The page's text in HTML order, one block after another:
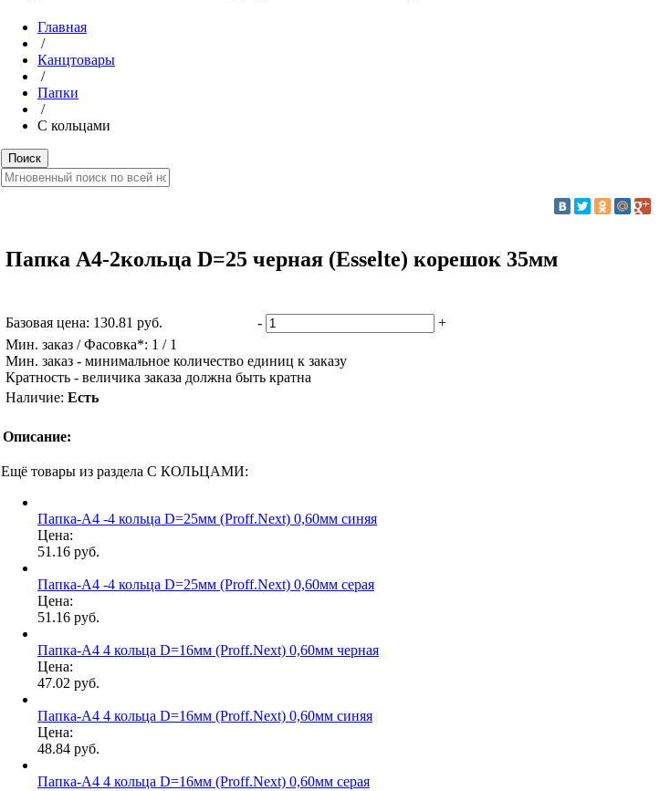
Главная
/
Канцтовары
/
Папки
/
С кольцами
Папка А4-2кольца D=25 черная (Esselte) корешок 35мм
Базовая цена: 130.81 руб. -
+
Мин. заказ / Фасовка*: 1 / 1
Мин. заказ - минимальное количество единиц к заказу
Кратность - величика заказа должна быть кратна
Наличие: Есть
Описание:
Ещё товары из раздела С КОЛЬЦАМИ:
Папка-А4 -4 кольца D=25мм (Proff.Next) 0,60мм синяя
Цена:
51.16 руб.
Папка-А4 -4 кольца D=25мм (Proff.Next) 0,60мм серая
Цена:
51.16 руб.
Папка-А4 4 кольца D=16мм (Proff.Next) 0,60мм черная
Цена:
47.02 руб.
Папка-А4 4 кольца D=16мм (Proff.Next) 0,60мм синяя
Цена:
48.84 руб.
Папка-А4 4 кольца D=16мм (Proff.Next) 0,60мм серая